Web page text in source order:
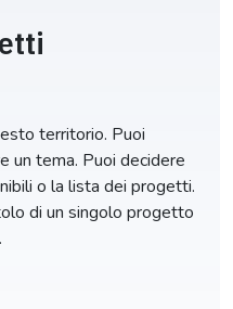
territorio. Puoi
un tema. Puoi decidere
o la lista dei progetti.
di un singolo progetto